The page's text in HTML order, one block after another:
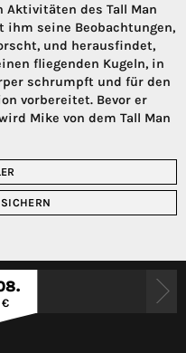
des Tall Man
ihm seine Beobachtungen,
und herausfindet,
fliegenden Kugeln, in
schrumpft und für den
vorbereitet. Bevor er
Mike von dem Tall Man
€